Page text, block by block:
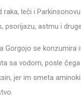
raka, leči i
psorijazu, astmu i
Gorgojo se konzumira
sa vodom, posle
jer im smeta